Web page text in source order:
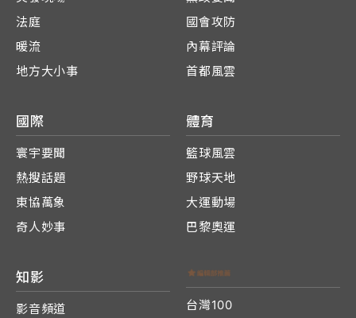
法庭
暖流
地方大小事
國會攻防
內幕評論
首都風雲
國際
寰宇要聞
熱搜話題
東協萬象
奇人妙事
體育
籃球風雲
野球天地
大運動場
巴黎奧運
知影
影音頻道
台灣100